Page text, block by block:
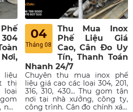
liệu
thị
loại
04
Tháng 08
Thu Mua Inox
Phế Liệu Giá
Cao, Cân Đo Uy
Tín, Thanh Toán
Nhanh 24/7
Chuyên thu mua inox phế
liệu giá cao các loại 304, 201,
316, 310, 430... Thu gom tận
nơi tại nhà xưởng, công ty,
công trình. Cân đo chính xác,